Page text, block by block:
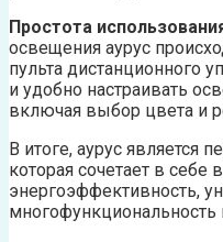
Простота
освещения аурус
пульта дистанционного
и удобно настраивать
включая выбор цвета и
В итоге, аурус является
которая сочетает в себе
энергоэффективность,
многофункциональность